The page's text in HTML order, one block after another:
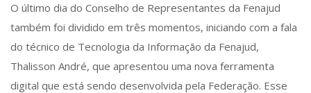
O último dia do Conselho de Representantes da Fenajud
também foi dividido em três momentos, iniciando com a fala
do técnico de Tecnologia da Informação da Fenajud,
Thalisson André, que apresentou uma nova ferramenta
digital que está sendo desenvolvida pela Federação. Esse